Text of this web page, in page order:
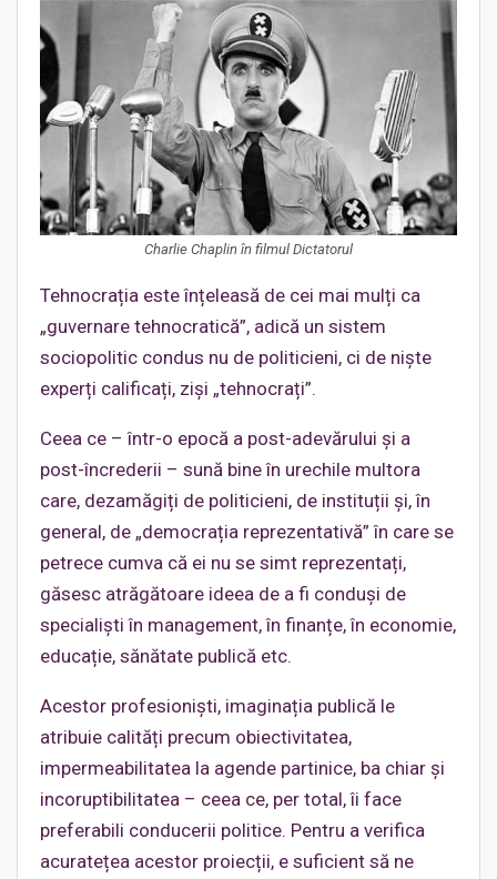
Charlie Chaplin în filmul Dictatorul
Tehnocrația este înțeleasă de cei mai mulți ca
„guvernare tehnocratică”, adică un sistem
sociopolitic condus nu de politicieni, ci de niște
experți calificați, ziși „tehnocrați”.
Ceea ce – într-o epocă a post-adevărului și a
post-încrederii – sună bine în urechile multora
care, dezamăgiți de politicieni, de instituții și, în
general, de „democrația reprezentativă” în care se
petrece cumva că ei nu se simt reprezentați,
găsesc atrăgătoare ideea de a fi conduși de
specialiști în management, în finanțe, în economie,
educație, sănătate publică etc.
Acestor profesioniști, imaginația publică le
atribuie calități precum obiectivitatea,
impermeabilitatea la agende partinice, ba chiar și
incoruptibilitatea – ceea ce, per total, îi face
preferabili conducerii politice. Pentru a verifica
acuratețea acestor proiecții, e suficient să ne